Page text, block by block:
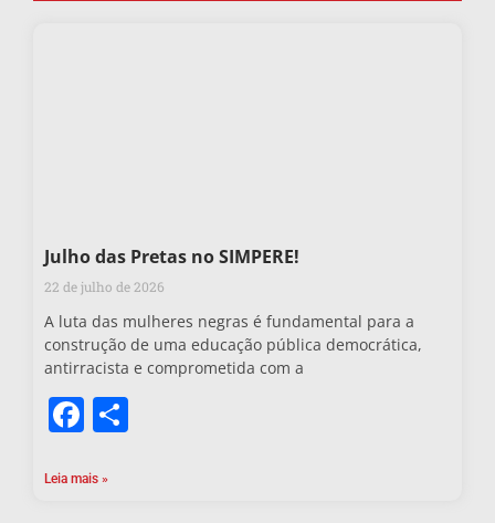
Julho das Pretas no SIMPERE!
22 de julho de 2026
A luta das mulheres negras é fundamental para a
construção de uma educação pública democrática,
antirracista e comprometida com a
Facebook
Leia mais »